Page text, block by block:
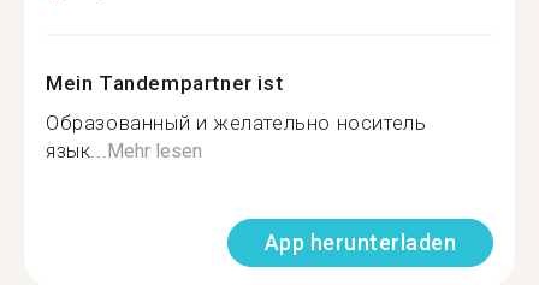
Mein Tandempartner ist
Образованный и желательно носитель
язык...Mehr lesen
App herunterladen